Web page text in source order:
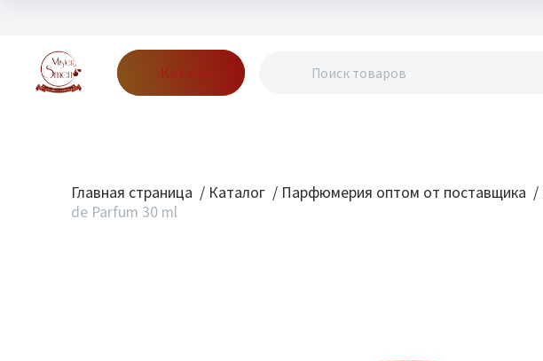
Каталог
Главная страница / Каталог / Парфюмерия оптом от поставщика /
de Parfum 30 ml